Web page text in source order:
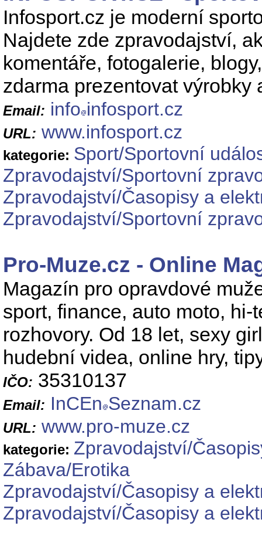
Infosport.cz je moderní
Najdete zde zpravodajství,
komentáře, fotogalerie,
zdarma prezentovat výrobky
Email: info infosport.cz
URL: www.infosport.cz
kategorie: Sport/Sportovní
Zpravodajství/Sportovní
Zpravodajství/Časopisy a
Zpravodajství/Sportovní
Pro-Muze.cz - Online
Magazín pro opravdové
sport, finance, auto moto, hi-
rozhovory. Od 18 let, sexy
hudební videa, online hry,
IČO: 35310137
Email: InCEn Seznam.cz
URL: www.pro-muze.cz
kategorie: Zpravodajství/
Zábava/Erotika
Zpravodajství/Časopisy a
Zpravodajství/Časopisy a